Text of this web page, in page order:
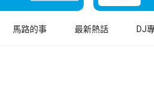
馬路的事 最新熱話 DJ